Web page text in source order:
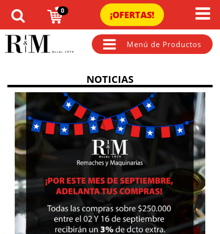
0 ¡OFERTAS!
Menú de Productos
NOTICIAS